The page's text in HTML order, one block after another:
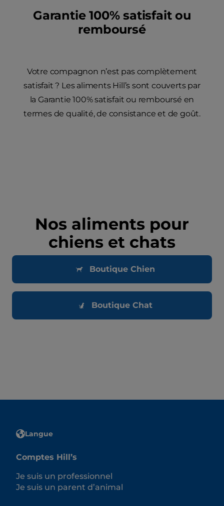
Garantie 100% satisfait ou
remboursé
Votre compagnon n’est pas complètement
satisfait ? Les aliments Hill’s sont couverts par
la Garantie 100% satisfait ou remboursé en
termes de qualité, de consistance et de goût.
Nos aliments pour
chiens et chats
Boutique Chien
Boutique Chat
Langue
Comptes Hill’s
Je suis un professionnel
Je suis un parent d’animal